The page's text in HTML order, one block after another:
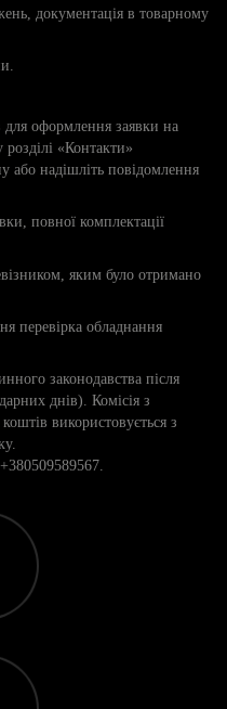
документація в товарному
для оформлення заявки на
«Контакти»
або надішліть повідомлення
повної комплектації
яким було отримано
перевірка обладнання
законодавства після
днів). Комісія з
використовується з